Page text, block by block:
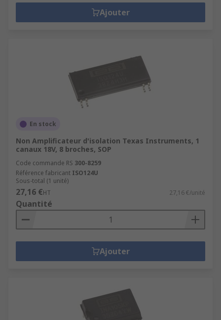
Ajouter
En stock
Non Amplificateur d'isolation Texas Instruments, 1
canaux 18V, 8 broches, SOP
Code commande RS 300-8259
Référence fabricant ISO124U
Sous-total (1 unité)
27,16 €HT 27,16 €/unité
Quantité
Ajouter